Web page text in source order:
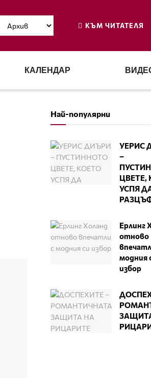
КЪМ ЧИТАТЕЛЯ
КАЛЕНДАР
Най-популярни
УЕРИС
–
ЦВЕТЕ,
УСПЯ
Ерлинг
отново
модния
избор